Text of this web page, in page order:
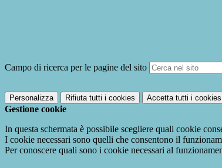
Campo di ricerca per le pagine del sito
Personalizza Rifiuta tutti i cookies Accetta tutti i cookies
Gestione cookie
In questa schermata è possibile scegliere quali cookie
I cookie necessari sono quelli che consentono il
Per conoscere quali sono i cookie necessari al